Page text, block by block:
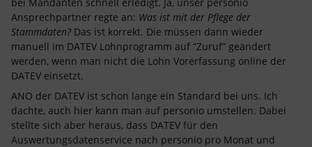
Ansprechpartner regte an: Was ist mit der Pflege der
Stammdaten? Das ist korrekt. Die müssen dann wieder
manuell im DATEV Lohnprogramm auf “Zuruf” geändert
werden, wenn man nicht die Lohn Vorerfassung online der
DATEV einsetzt.
ANO der DATEV ist schon lange ein Standard bei uns. Ich
dachte, auch hier kann man auf personio umstellen. Dabei
stellte sich aber heraus, dass DATEV für den
Auswertungsdatenservice nach personio pro Monat und